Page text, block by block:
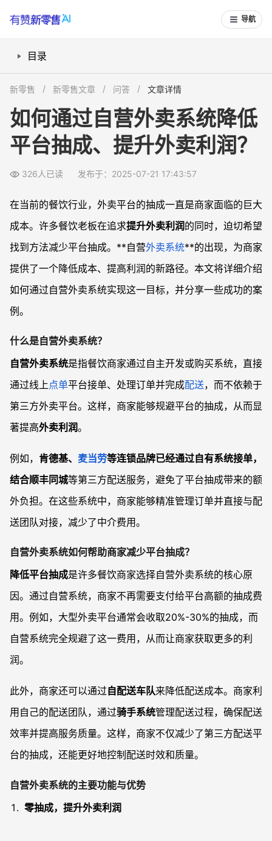
导航
目录
自营外卖系统的主要功能与优势
案例分享：肯德基与麦当劳的成功实践
常见问题
### 1. 自营外卖系统如何减少平台抽成？
新零售 新零售文章 问答 文章详情
如何通过自营外卖系统降低
平台抽成、提升外卖利润？
326人已读 发布于：2025-07-21 17:43:57
在当前的餐饮行业，外卖平台的抽成一直是商家面临的巨大
成本。许多餐饮老板在追求提升外卖利润的同时，迫切希望
找到方法减少平台抽成。**自营外卖系统**的出现，为商家
提供了一个降低成本、提高利润的新路径。本文将详细介绍
如何通过自营外卖系统实现这一目标，并分享一些成功的案
例。
什么是自营外卖系统？
自营外卖系统是指餐饮商家通过自主开发或购买系统，直接
通过线上点单平台接单、处理订单并完成配送，而不依赖于
第三方外卖平台。这样，商家能够规避平台的抽成，从而显
著提高外卖利润。
例如， 肯德基、 麦当劳等连锁品牌已经通过自有系统接单，
结合顺丰同城等第三方配送服务，避免了平台抽成带来的额
外负担。在这些系统中，商家能够精准管理订单并直接与配
送团队对接，减少了中介费用。
自营外卖系统如何帮助商家减少平台抽成？
降低平台抽成是许多餐饮商家选择自营外卖系统的核心原
因。通过自营系统，商家不再需要支付给平台高额的抽成费
用。例如，大型外卖平台通常会收取20%-30%的抽成，而
自营系统完全规避了这一费用，从而让商家获取更多的利
润。
此外，商家还可以通过自配送车队来降低配送成本。商家利
用自己的配送团队，通过骑手系统管理配送过程，确保配送
效率并提高服务质量。这样，商家不仅减少了第三方配送平
台的抽成，还能更好地控制配送时效和质量。
自营外卖系统的主要功能与优势
零抽成，提升外卖利润